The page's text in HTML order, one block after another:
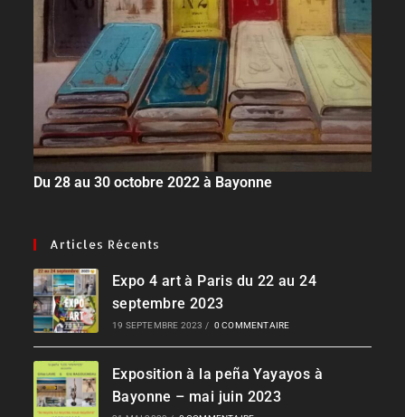
Du 28 au 30 octobre 2022 à Bayonne
Articles Récents
Expo 4 art à Paris du 22 au 24
septembre 2023
19 SEPTEMBRE 2023 / 0 COMMENTAIRE
Exposition à la peña Yayayos à
Bayonne – mai juin 2023